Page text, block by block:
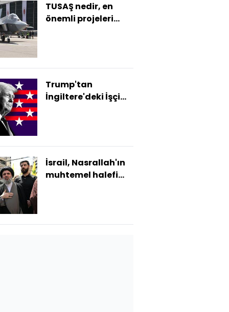
TUSAŞ nedir, en
önemli projeleri
Trump'tan
İngiltere'deki İşçi
İsrail, Nasrallah'ın
muhtemel halefi